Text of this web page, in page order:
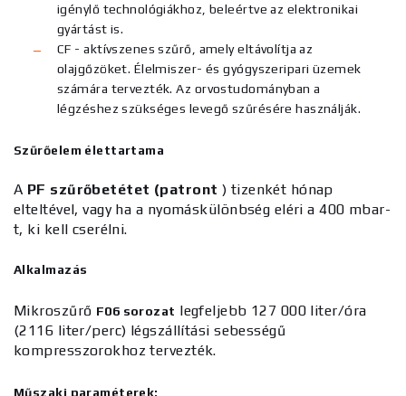
igénylő technológiákhoz, beleértve az elektronikai
gyártást is.
CF - aktívszenes szűrő, amely eltávolítja az
olajgőzöket. Élelmiszer- és gyógyszeripari üzemek
számára tervezték. Az orvostudományban a
légzéshez szükséges levegő szűrésére használják.
Szűrőelem élettartama
A PF szűrőbetétet (patront ) tizenkét hónap
elteltével, vagy ha a nyomáskülönbség eléri a 400 mbar-
t, ki kell cserélni.
Alkalmazás
Mikroszűrő F06 sorozat legfeljebb 127 000 liter/óra
(2116 liter/perc) légszállítási sebességű
kompresszorokhoz tervezték.
Műszaki paraméterek: